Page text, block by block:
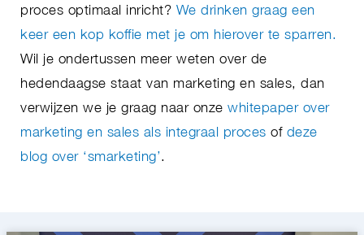
proces optimaal inricht? We drinken graag een
keer een kop koffie met je om hierover te sparren.
Wil je ondertussen meer weten over de
hedendaagse staat van marketing en sales, dan
verwijzen we je graag naar onze whitepaper over
marketing en sales als integraal proces of deze
blog over ‘smarketing’.